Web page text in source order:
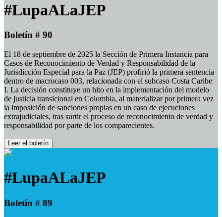
#LupaALaJEP
Boletín # 90
El 18 de septiembre de 2025 la Sección de Primera Instancia para
Casos de Reconocimiento de Verdad y Responsabilidad de la
Jurisdicción Especial para la Paz (JEP) profirió la primera sentencia
dentro de macrocaso 003, relacionada con el subcaso Costa Caribe
I. La decisión constituye un hito en la implementación del modelo
de justicia transicional en Colombia, al materializar por primera vez
la imposición de sanciones propias en un caso de ejecuciones
extrajudiciales, tras surtir el proceso de reconocimiento de verdad y
responsabilidad por parte de los comparecientes.
Leer el boletín
#LupaALaJEP
Boletín # 89